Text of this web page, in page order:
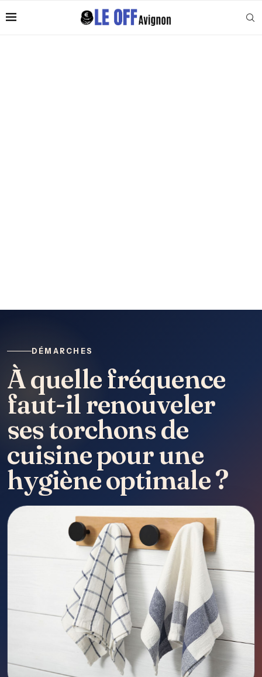
DÉMARCHES
À quelle fréquence
faut-il renouveler
ses torchons de
cuisine pour une
hygiène optimale ?